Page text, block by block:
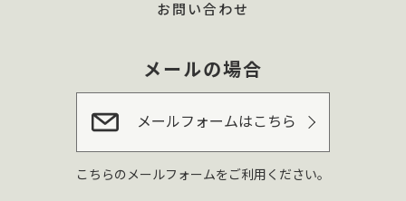
お問い合わせ
メールの場合
メールフォームはこちら
こちらのメールフォームをご利用ください。